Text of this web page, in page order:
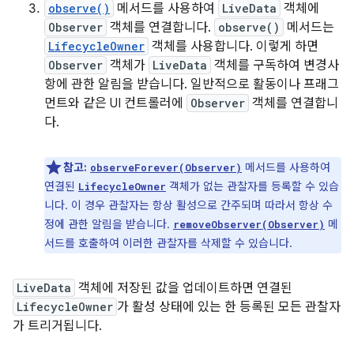
observe() 메서드를 사용하여 LiveData 객체에
Observer 객체를 연결합니다. observe() 메서드는
LifecycleOwner 객체를 사용합니다. 이렇게 하면
Observer 객체가 LiveData 객체를 구독하여 변경사
항에 관한 알림을 받습니다. 일반적으로 활동이나 프래그
먼트와 같은 UI 컨트롤러에
Observer 객체를 연결합니
다.
참고: observeForever(Observer) 메서드를 사용하여
연결된 LifecycleOwner 객체가 없는 관찰자를 등록할 수 있습
니다. 이 경우 관찰자는 항상 활성으로 간주되며 따라서 항상 수
정에 관한 알림을 받습니다. removeObserver(Observer) 메
서드를 호출하여 이러한 관찰자를 삭제할 수 있습니다.
LiveData 객체에 저장된 값을 업데이트하면 연결된
LifecycleOwner 가 활성 상태에 있는 한 등록된 모든 관찰자
가 트리거됩니다.